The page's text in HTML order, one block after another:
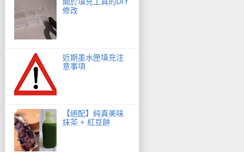
修改
近期墨水匣填充注
意事項
【絕配】純真美味
抹茶 + 紅豆餅